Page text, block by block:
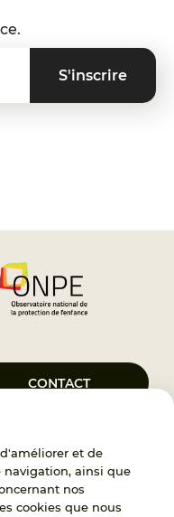
et de
navigation, ainsi que
nos
cookies que nous
CONTACT
Protégée, créé le 5
de service public du
de traitement des
France Enfance
et une ressource pour